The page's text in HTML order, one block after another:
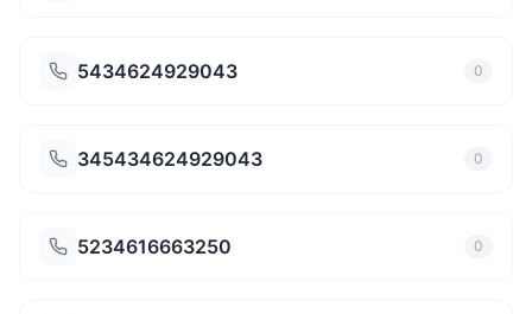
5434624929043 0
345434624929043 0
5234616663250 0